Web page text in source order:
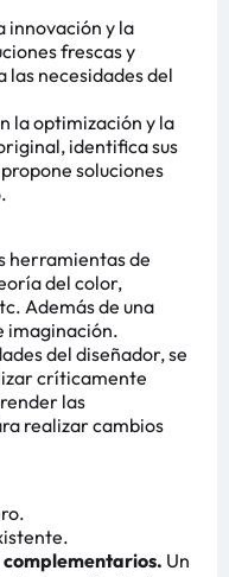
innovación y la
frescas y
las necesidades del
la optimización y la
identifica sus
soluciones
herramientas de
del color,
Además de una
imaginación.
del diseñador, se
críticamente
las
realizar cambios
Un